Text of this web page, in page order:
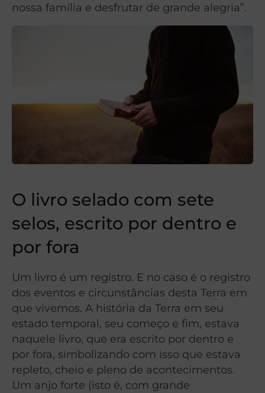
nossa família e desfrutar de grande alegria”.
O livro selado com sete
selos, escrito por dentro e
por fora
Um livro é um registro. E no caso é o registro
dos eventos e circunstâncias desta Terra em
que vivemos. A história da Terra em seu
estado temporal, seu começo e fim, estava
naquele livro, que era escrito por dentro e
por fora, simbolizando com isso que estava
repleto, cheio e pleno de acontecimentos.
Um anjo forte (isto é, com grande